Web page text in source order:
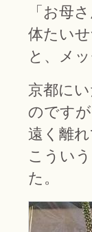
「お母
体たい
と、メ
京都に
のです
遠く離
こうい
た。